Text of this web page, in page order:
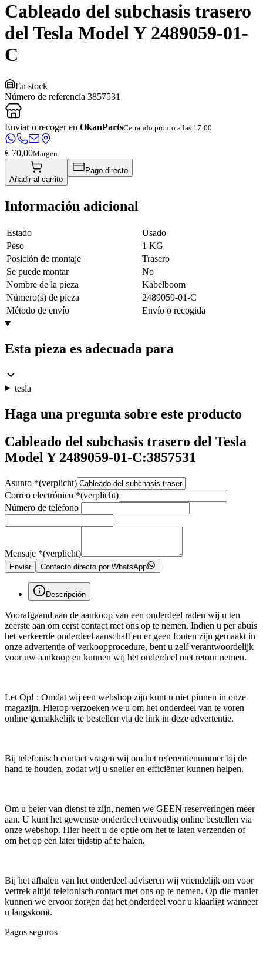
Cableado del subchasis trasero
del Tesla Model Y 2489059-01-
C
En stock
Número de referencia 3857531
Enviar o recoger en OkanPartsCerrando pronto a las 17:00
€ 70,00Margen
Añadir al carrito
Pago directo
Información adicional
Estado
Usado
Peso
1 KG
Posición de montaje
Trasero
Se puede montar
No
Nombre de la pieza
Kabelboom
Número(s) de pieza
2489059-01-C
Método de envío
Envío o recogida
Esta pieza es adecuada para
tesla
Haga una pregunta sobre este producto
Cableado del subchasis trasero del Tesla
Model Y 2489059-01-C:3857531
Asunto *(verplicht)
Correo electrónico *(verplicht)
Número de teléfono
Mensaje *(verplicht)
Enviar Contacto directo por WhatsApp
Descripción
Voorafgaand aan de aankoop van een onderdeel raden wij u ten
zeerste aan om eerst contact met ons op te nemen. Indien u per abuis
het verkeerde onderdeel aanschaft en er geen fouten zijn gemaakt in
onze advertentie of verkoopprocedure, bent u zelf verantwoordelijk
voor uw aankoop en kunnen wij het onderdeel niet retour nemen.
Let Op! : Omdat wij een webshop zijn kunt u niet pinnen in onze
magazijn. Hierop verzoeken we u om het onderdeel van te voren
online gemakkelijk te bestellen via de link in deze advertentie.
Bij telefonisch contact vragen wij om het referentienummer bij de
hand te houden, zodat wij u sneller en efficiënter kunnen helpen.
Om u beter van dienst te zijn, nemen we GEEN reserveringen meer
aan. U kunt het gewenste onderdeel eenvoudig online bestellen via
onze webshop. Hier heeft u de optie om het te laten verzenden of
om het op een later tijdstip af te halen.
Bij het afhalen van het onderdeel adviseren wij vriendelijk om voor
vertrek altijd telefonisch contact met ons op te nemen. Op die manier
kunnen we ervoor zorgen dat het onderdeel voor u klaarligt wanneer
u langskomt.
Pagos seguros